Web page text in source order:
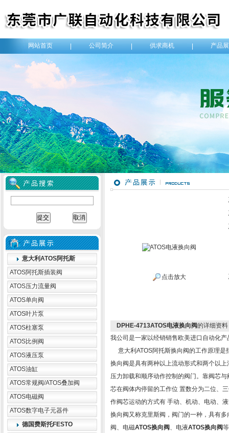
网站首页 公司简介 供求商机 产品
意大利ATOS阿托斯
ATOS阿托斯插装阀
ATOS压力流量阀
ATOS单向阀
ATOS叶片泵
ATOS柱塞泵
ATOS比例阀
ATOS液压泵
ATOS油缸
ATOS常规阀/ATOS叠加阀
ATOS电磁阀
ATOS数字电子元器件
德国费斯托FESTO
点击放大
DPHE-4713ATOS电液换向阀的详细资
我公司是一家以经销销售欧美进口自动化
意大利ATOS阿托斯换向阀的工作原理是
换向阀是具有两种以上流动形式和两个以
压力卸载和顺序动作控制的阀门。靠阀芯
芯在阀体内停留的工作位 置数分为二位、
作阀芯运动的方式有 手动、机动、电动、
换向阀又称克里斯阀，阀门的一种，具有
阀、电磁ATOS换向阀 、电液ATOS换向阀